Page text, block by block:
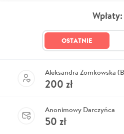
Wpłaty:
OSTATNIE
200 zł
Anonimowy Darczyńca
50 zł